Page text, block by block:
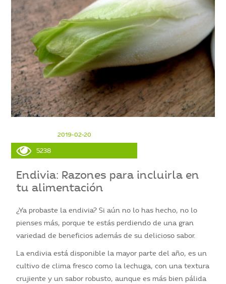
2019-02-20
5238
Endivia: Razones para incluirla en
tu alimentación
¿Ya probaste la endivia? Si aún no lo has hecho, no lo
pienses más, porque te estás perdiendo de una gran
variedad de beneficios además de su delicioso sabor.
La endivia está disponible la mayor parte del año, es un
cultivo de clima fresco como la lechuga, con una textura
crujiente y un sabor robusto, aunque es más bien pálida